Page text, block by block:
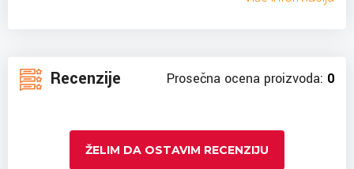
Recenzije Prosečna ocena proizvoda: 0
ŽELIM DA OSTAVIM RECENZIJU